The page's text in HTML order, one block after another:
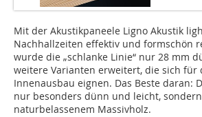
Mit der Akustikpaneele Ligno Akustik
Nachhallzeiten effektiv und formschön
wurde die „schlanke Linie“ nur 28 mm
weitere Varianten erweitert, die sich für
Innenausbau eignen. Das Beste daran:
nur besonders dünn und leicht,
naturbelassenem Massivholz.